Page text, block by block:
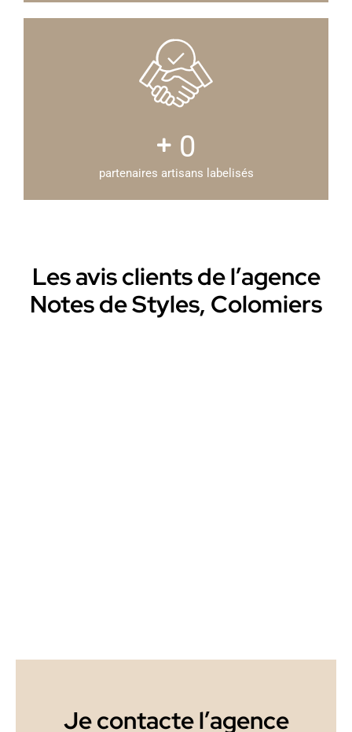
0
partenaires artisans labelisés
Les avis clients de l’agence
Notes de Styles, Colomiers
Je contacte l’agence